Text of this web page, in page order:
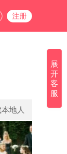
注册
地人
展
开
客
服